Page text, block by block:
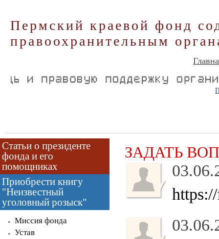
Пермский краевой фонд
правоохранительным
Статьи о президенте
фонда и его
помощниках
Приобрести книгу
"Неизвестный
уголовный розыск"
Миссия фонда
Устав
ЗАДАТЬ